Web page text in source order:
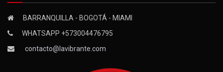
BARRANQUILLA - BOGOTÁ - MIAMI
WHATSAPP +573004476795
contacto@lavibrante.com